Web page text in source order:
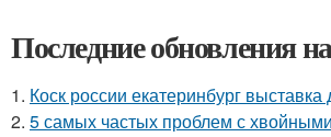
Последние обновления
1. Коск россии екатеринбург
2. 5 самых частых проблем с